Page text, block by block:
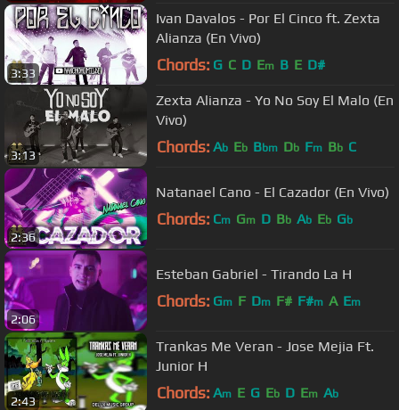
3:33
Ivan Davalos - Por El Cinco ft. Zexta
Alianza (En Vivo)
Chords: G C D Em B E D#
3:13
Zexta Alianza - Yo No Soy El Malo (En
Vivo)
Chords: Ab Eb Bbm Db Fm Bb C
2:36
Natanael Cano - El Cazador (En Vivo)
Chords: Cm Gm D Bb Ab Eb Gb
2:06
Esteban Gabriel - Tirando La H
Chords: Gm F Dm F# F#m A Em
2:43
Trankas Me Veran - Jose Mejia Ft.
Junior H
Chords: Am E G Eb D Em Ab